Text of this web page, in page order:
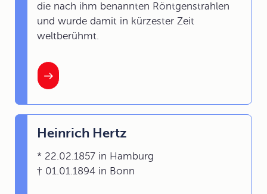
die nach ihm benannten Röntgenstrahlen
und wurde damit in kürzester Zeit
weltberühmt.
Heinrich Hertz
* 22.02.1857 in Hamburg
† 01.01.1894 in Bonn